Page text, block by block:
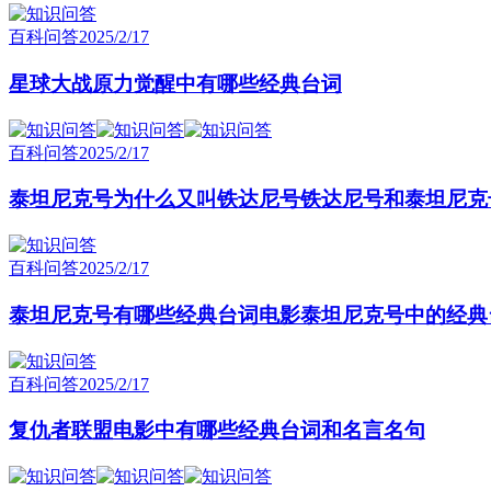
百科问答2025/2/17
星球大战原力觉醒中有哪些经典台词
百科问答2025/2/17
泰坦尼克号为什么又叫铁达尼号铁达尼号和泰坦尼克
百科问答2025/2/17
泰坦尼克号有哪些经典台词电影泰坦尼克号中的经典
百科问答2025/2/17
复仇者联盟电影中有哪些经典台词和名言名句